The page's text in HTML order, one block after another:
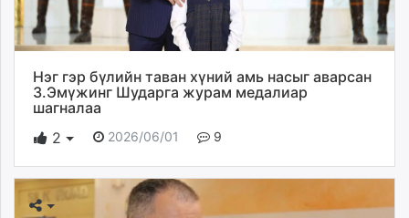
Нэг гэр бүлийн таван хүний амь насыг аварсан
З.Эмүжинг Шударга журам медалиар
шагналаа
2
2026/06/01 9